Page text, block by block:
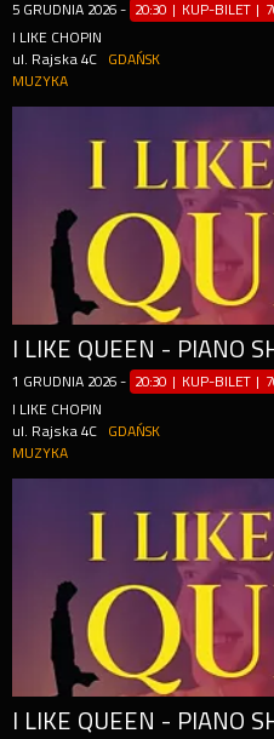
5 GRUDNIA 2026 - 20:30 | KUP-BILET |
I LIKE CHOPIN
ul. Rajska 4C
GDAŃSK
MUZYKA
I LIKE QUEEN - PIANO
1 GRUDNIA 2026 - 20:30 | KUP-BILET |
I LIKE CHOPIN
ul. Rajska 4C
GDAŃSK
MUZYKA
I LIKE QUEEN - PIANO